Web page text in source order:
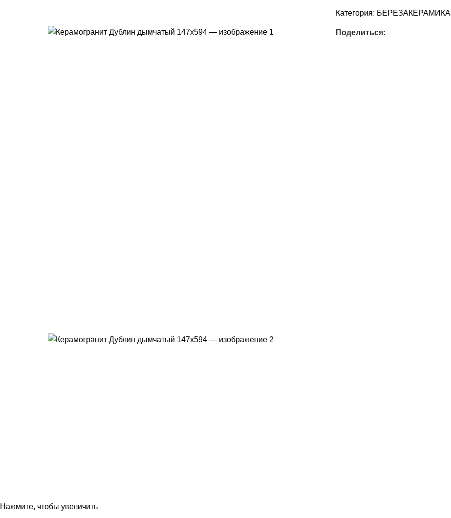
Нажмите, чтобы увеличить
Категория: БЕРЕЗАКЕРАМИКА
Поделиться: